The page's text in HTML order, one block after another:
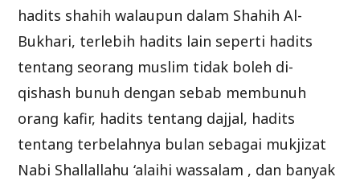
hadits shahih walaupun dalam Shahih Al-
Bukhari, terlebih hadits lain seperti hadits
tentang seorang muslim tidak boleh di-
qishash bunuh dengan sebab membunuh
orang kafir, hadits tentang dajjal, hadits
tentang terbelahnya bulan sebagai mukjizat
Nabi Shallallahu ‘alaihi wassalam , dan banyak